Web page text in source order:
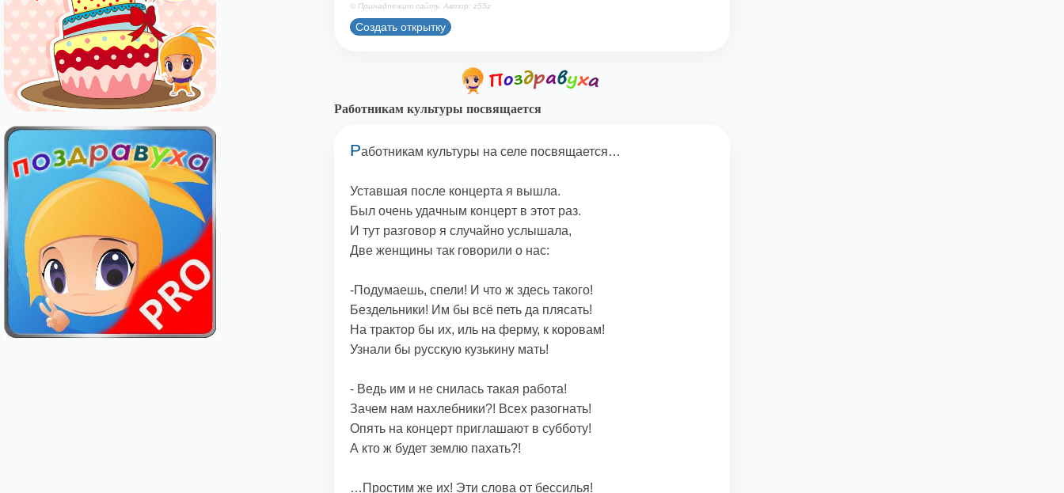
© Принадлежит сайту. Автор: z55z
Создать открытку
Работникам культуры посвящается
Работникам культуры на селе посвящается…
Уставшая после концерта я вышла.
Был очень удачным концерт в этот раз.
И тут разговор я случайно услышала,
Две женщины так говорили о нас:
-Подумаешь, спели! И что ж здесь такого!
Бездельники! Им бы всё петь да плясать!
На трактор бы их, иль на ферму, к коровам!
Узнали бы русскую кузькину мать!
- Ведь им и не снилась такая работа!
Зачем нам нахлебники?! Всех разогнать!
Опять на концерт приглашают в субботу!
А кто ж будет землю пахать?!
…Простим же их! Эти слова от бессилья!